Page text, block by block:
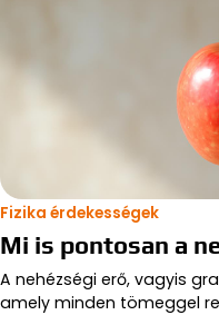
Fizika érdekességek
Mi is pontosan a
A nehézségi erő, vagyis
amely minden tömeggel